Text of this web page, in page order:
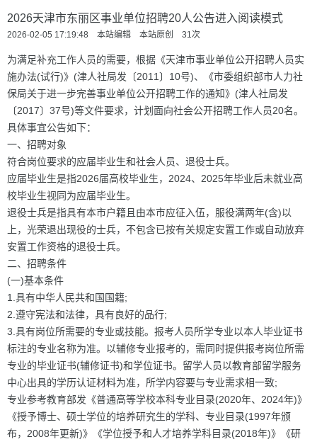
2026天津市东丽区事业单位招聘20人公告进入阅读模式
2026-02-05 17:19:48 本站编辑 本站原创 31次
为满足补充工作人员的需要，根据《天津市事业单位公开招聘人员实
施办法(试行)》(津人社局发〔2011〕10号)、《市委组织部市人力社
保局关于进一步完善事业单位公开招聘工作的通知》(津人社局发
〔2017〕37号)等文件要求，计划面向社会公开招聘工作人员20名。
具体事宜公告如下：
一、招聘对象
符合岗位要求的应届毕业生和社会人员、退役士兵。
应届毕业生是指2026届高校毕业生，2024、2025年毕业后未就业高
校毕业生视同为应届毕业生。
退役士兵是指具有本市户籍且由本市应征入伍，服役满两年(含)以
上，光荣退出现役的士兵，不包含已按有关规定安置工作或自动放弃
安置工作资格的退役士兵。
二、招聘条件
(一)基本条件
1.具有中华人民共和国国籍;
2.遵守宪法和法律，具有良好的品行;
3.具有岗位所需要的专业或技能。报考人员所学专业以本人毕业证书
标注的专业名称为准。以辅修专业报考的，需同时提供报考岗位所需
专业的毕业证书(辅修证书)和学位证书。留学人员以教育部留学服务
中心出具的学历认证材料为准，所学内容要与专业需求相一致;
专业参考教育部发《普通高等学校本科专业目录(2020年、2024年)》
《授予博士、硕士学位的培养研究生的学科、专业目录(1997年颁
布，2008年更新)》《学位授予和人才培养学科目录(2018年)》《研